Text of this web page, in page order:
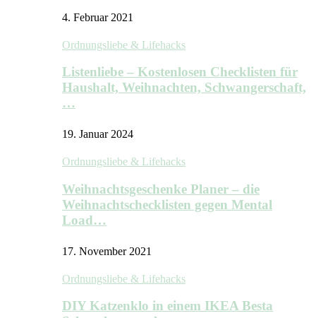
4. Februar 2021
Ordnungsliebe & Lifehacks
Listenliebe – Kostenlosen Checklisten für
Haushalt, Weihnachten, Schwangerschaft,
…
19. Januar 2024
Ordnungsliebe & Lifehacks
Weihnachtsgeschenke Planer – die
Weihnachtschecklisten gegen Mental
Load…
17. November 2021
Ordnungsliebe & Lifehacks
DIY Katzenklo in einem IKEA Besta